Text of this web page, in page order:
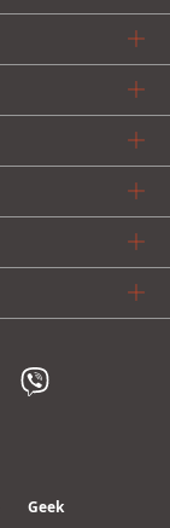
Geek